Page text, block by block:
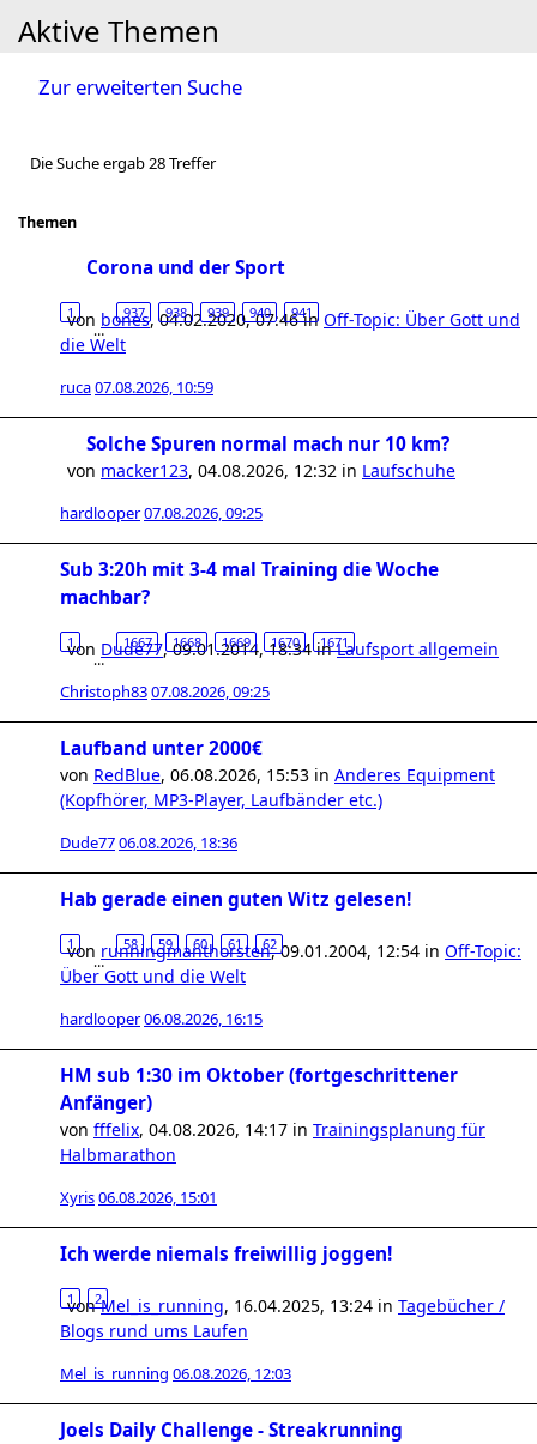
Aktive Themen
Zur erweiterten Suche
Die Suche ergab 28 Treffer
Themen
Corona und der Sport
1
…
937 938 939 940 941
von bones,04.02.2020, 07:46in Off-Topic: Über Gott und
die Welt
ruca07.08.2026, 10:59
Solche Spuren normal mach nur 10 km?
von macker123, 04.08.2026, 12:32 in Laufschuhe
hardlooper07.08.2026, 09:25
Sub 3:20h mit 3-4 mal Training die Woche
machbar?
1
…
1667 1668 1669 1670 1671
von Dude77,09.01.2014, 18:34inLaufsport allgemein
Christoph8307.08.2026, 09:25
Laufband unter 2000€
von RedBlue, 06.08.2026, 15:53 in Anderes Equipment
(Kopfhörer, MP3-Player, Laufbänder etc.)
Dude7706.08.2026, 18:36
Hab gerade einen guten Witz gelesen!
1
…
58 59 60 61 62
von runningmanthorsten,09.01.2004, 12:54 in Off-Topic:
Über Gott und die Welt
hardlooper06.08.2026, 16:15
HM sub 1:30 im Oktober (fortgeschrittener
Anfänger)
von fffelix, 04.08.2026, 14:17 in Trainingsplanung für
Halbmarathon
Xyris06.08.2026, 15:01
Ich werde niemals freiwillig joggen!
1 2
vonMel_is_running, 16.04.2025, 13:24 in Tagebücher /
Blogs rund ums Laufen
Mel_is_running 06.08.2026, 12:03
Joels Daily Challenge - Streakrunning